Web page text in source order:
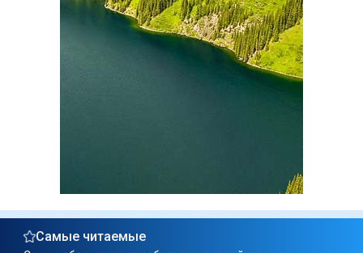
Самые читаемые